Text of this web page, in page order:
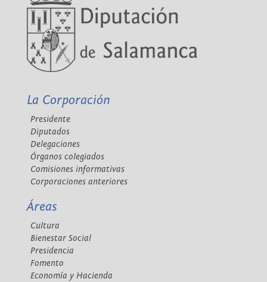
La Corporación
Presidente
Diputados
Delegaciones
Órganos colegiados
Comisiones informativas
Corporaciones anteriores
Áreas
Cultura
Bienestar Social
Presidencia
Fomento
Economía y Hacienda